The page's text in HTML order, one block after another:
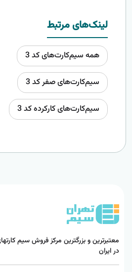
لینک‌های مرتبط
همه سیم‌کارت‌های کد 3
سیم‌کارت‌های صفر کد 3
سیم‌کارت‌های کارکرده کد 3
معتبرترین و بزرگترین مرکز فروش سیم
در ایران